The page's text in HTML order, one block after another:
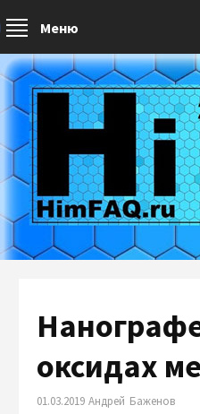
Меню
оксидах
01.03.2019 Андрей Баженов